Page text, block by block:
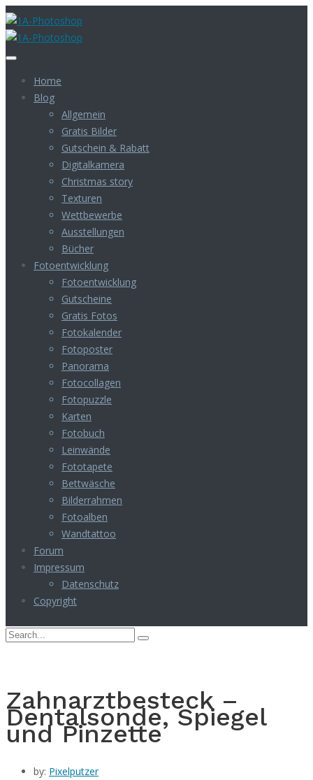
Home
Blog
Allgemein
Gratis Bilder
Gutschein & Rabatt
Digitalkamera
Christmas story
Texturen
Wettbewerbe
Ausstellungen
Bücher
Fotoentwicklung
Fotoentwicklung
Gutscheine
Gratis Fotos
Fotokalender
Fotoposter
Panorama
Fotocollagen
Fotopuzzle
Karten
Fotobuch
Leinwände
Fototapete
Bettwäsche
Bilderrahmen
Fotoalben
Wandtattoo
Forum
Impressum
Datenschutz
Copyright
Zahnarztbesteck –
Dentalsonde, Spiegel
und Pinzette
by: Pixelputzer